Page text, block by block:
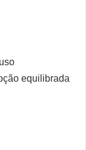
equilibrada